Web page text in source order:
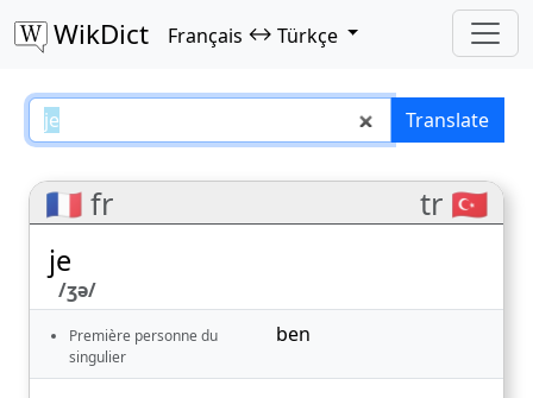
WikDict Français ↔ Türkçe
je – Français–Türkçe translations
Translate
🇫🇷 fr tr 🇹🇷
je
/ʒə/
Première personne du
singulier
ben